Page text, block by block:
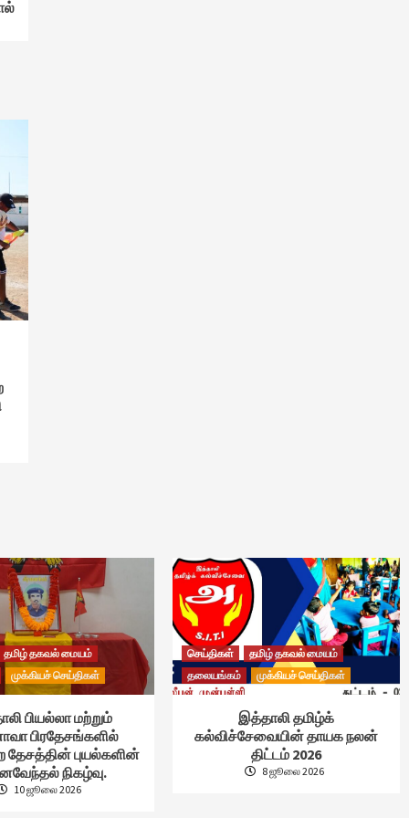
தமிழ் தகவல் மையம்
முக்கியச் செய்திகள்
பியல்லா மற்றும்
பிரதேசங்களில்
தேசத்தின் புயல்களின்
நிகழ்வு.
10 ஜூலை 2026
செய்திகள்
தமிழ் தகவல் மையம்
தலையங்கம்
முக்கியச் செய்திகள்
இத்தாலி தமிழ்க்
கல்விச்சேவையின் தாயக நலன்
திட்டம் 2026
8 ஜூலை 2026